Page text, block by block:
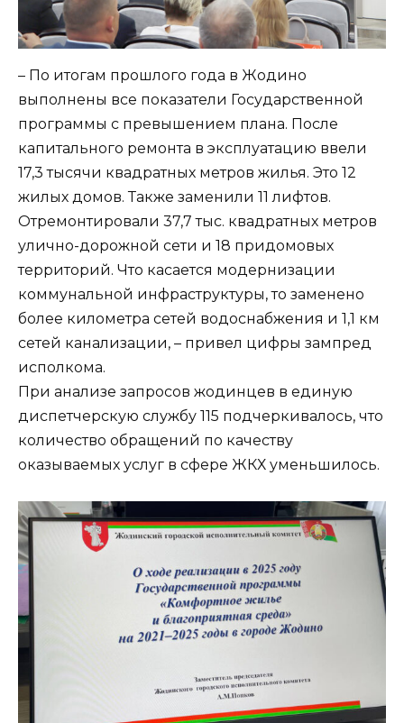
– По итогам прошлого года в Жодино
выполнены все показатели Государственной
программы с превышением плана. После
капитального ремонта в эксплуатацию ввели
17,3 тысячи квадратных метров жилья. Это 12
жилых домов. Также заменили 11 лифтов.
Отремонтировали 37,7 тыс. квадратных метров
улично-дорожной сети и 18 придомовых
территорий. Что касается модернизации
коммунальной инфраструктуры, то заменено
более километра сетей водоснабжения и 1,1 км
сетей канализации, – привел цифры зампред
исполкома.
При анализе запросов жодинцев в единую
диспетчерскую службу 115 подчеркивалось, что
количество обращений по качеству
оказываемых услуг в сфере ЖКХ уменьшилось.